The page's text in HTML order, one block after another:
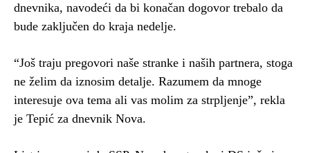
dnevnika, navodeći da bi konačan dogovor trebalo da
bude zaključen do kraja nedelje.
“Još traju pregovori naše stranke i naših partnera, stoga
ne želim da iznosim detalje. Razumem da mnoge
interesuje ova tema ali vas molim za strpljenje”, rekla
je Tepić za dnevnik Nova.